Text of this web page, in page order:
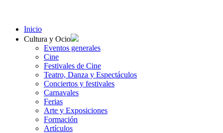
Inicio
Cultura y Ocio
Eventos generales
Cine
Festivales de Cine
Teatro, Danza y Espectáculos
Conciertos y festivales
Carnavales
Ferias
Arte y Exposiciones
Formación
Artículos